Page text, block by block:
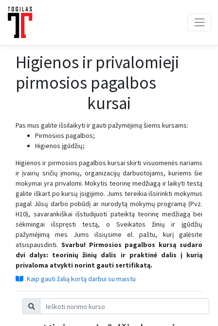
Higienos ir privalomieji
pirmosios pagalbos
kursai
Pas mus galite išsilaikyti ir gauti pažymėjimą šiems kursams:
Pirmosios pagalbos;
Higienos įgūdžių;
Higienos ir pirmosios pagalbos kursai skirti visuomenės nariams
ir įvairių sričių įmonių, organizacijų darbuotojams, kuriems šie
mokymai yra privalomi. Mokytis teorinę medžiagą ir laikyti testą
galite iškart po kursų įsigijimo. Jums tereikia išsirinkti mokymus
pagal Jūsų darbo pobūdį ar nurodytą mokymų programą (Pvz.
H10), savarankiškai išstudijuoti pateiktą teorinę medžiagą bei
sėkmingai išspręsti testą, o Sveikatos žinių ir įgūdžių
pažymėjimą mes Jums išsiųsime el. paštu, kurį galėsite
atsispausdinti. Svarbu! Pirmosios pagalbos kursą sudaro
dvi dalys: teorinių žinių dalis ir praktinė dalis į kurią
privaloma atvykti norint gauti sertifikatą.
Kaip gauti žalią kortą darbui su maistu